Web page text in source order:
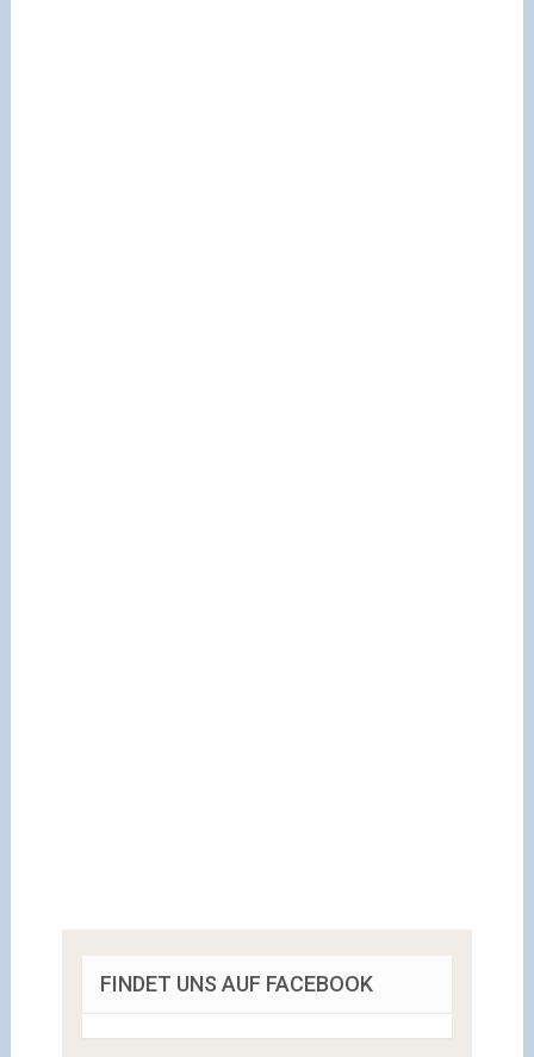
FINDET UNS AUF FACEBOOK